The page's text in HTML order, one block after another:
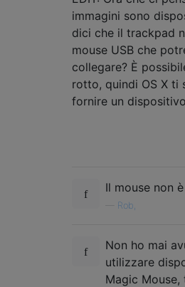
immagini sono
dici che il trackpad
mouse USB che
collegare? È
rotto, quindi OS X ti
fornire un
Il mouse non
Rob,
Non ho mai
utilizzare
Magic